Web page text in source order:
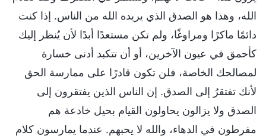
الله، وهذا هو الصدق الذي يريده الله من الناس. إذا كنت
دائمًا ماكرًا ومراوغًا، ولم تكن مستعدًا أبدًا لأن يُنظر إليك
كأحمق في عيون الآخرين، أو أن تتكبد أدنى خسارة
لمصالحك الخاصة، فلن تكون قادرًا على ممارسة الحق
لأنك تفتقرُ إلى الصدق. إن الناس الذين يفتقرون إلى
الصدق ولا يزالون يحاولون القيام بحيل خادعة هم
مفرطون في الدهاء، والله لا يحبهم. عندما يمارسون كلام